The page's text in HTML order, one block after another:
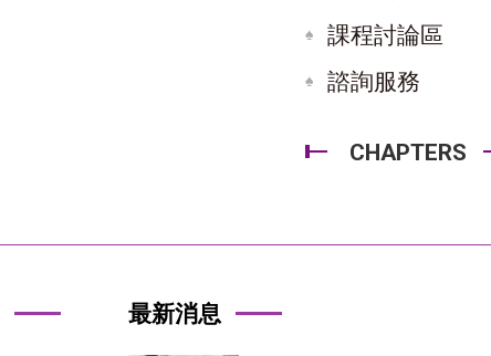
課程討論區
諮詢服務
CHAPTERS
最新消息